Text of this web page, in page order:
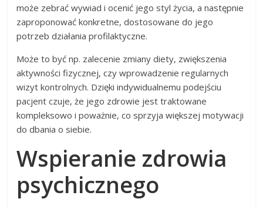
może zebrać wywiad i ocenić jego styl życia, a następnie
zaproponować konkretne, dostosowane do jego
potrzeb działania profilaktyczne.
Może to być np. zalecenie zmiany diety, zwiększenia
aktywności fizycznej, czy wprowadzenie regularnych
wizyt kontrolnych. Dzięki indywidualnemu podejściu
pacjent czuje, że jego zdrowie jest traktowane
kompleksowo i poważnie, co sprzyja większej motywacji
do dbania o siebie.
Wspieranie zdrowia
psychicznego